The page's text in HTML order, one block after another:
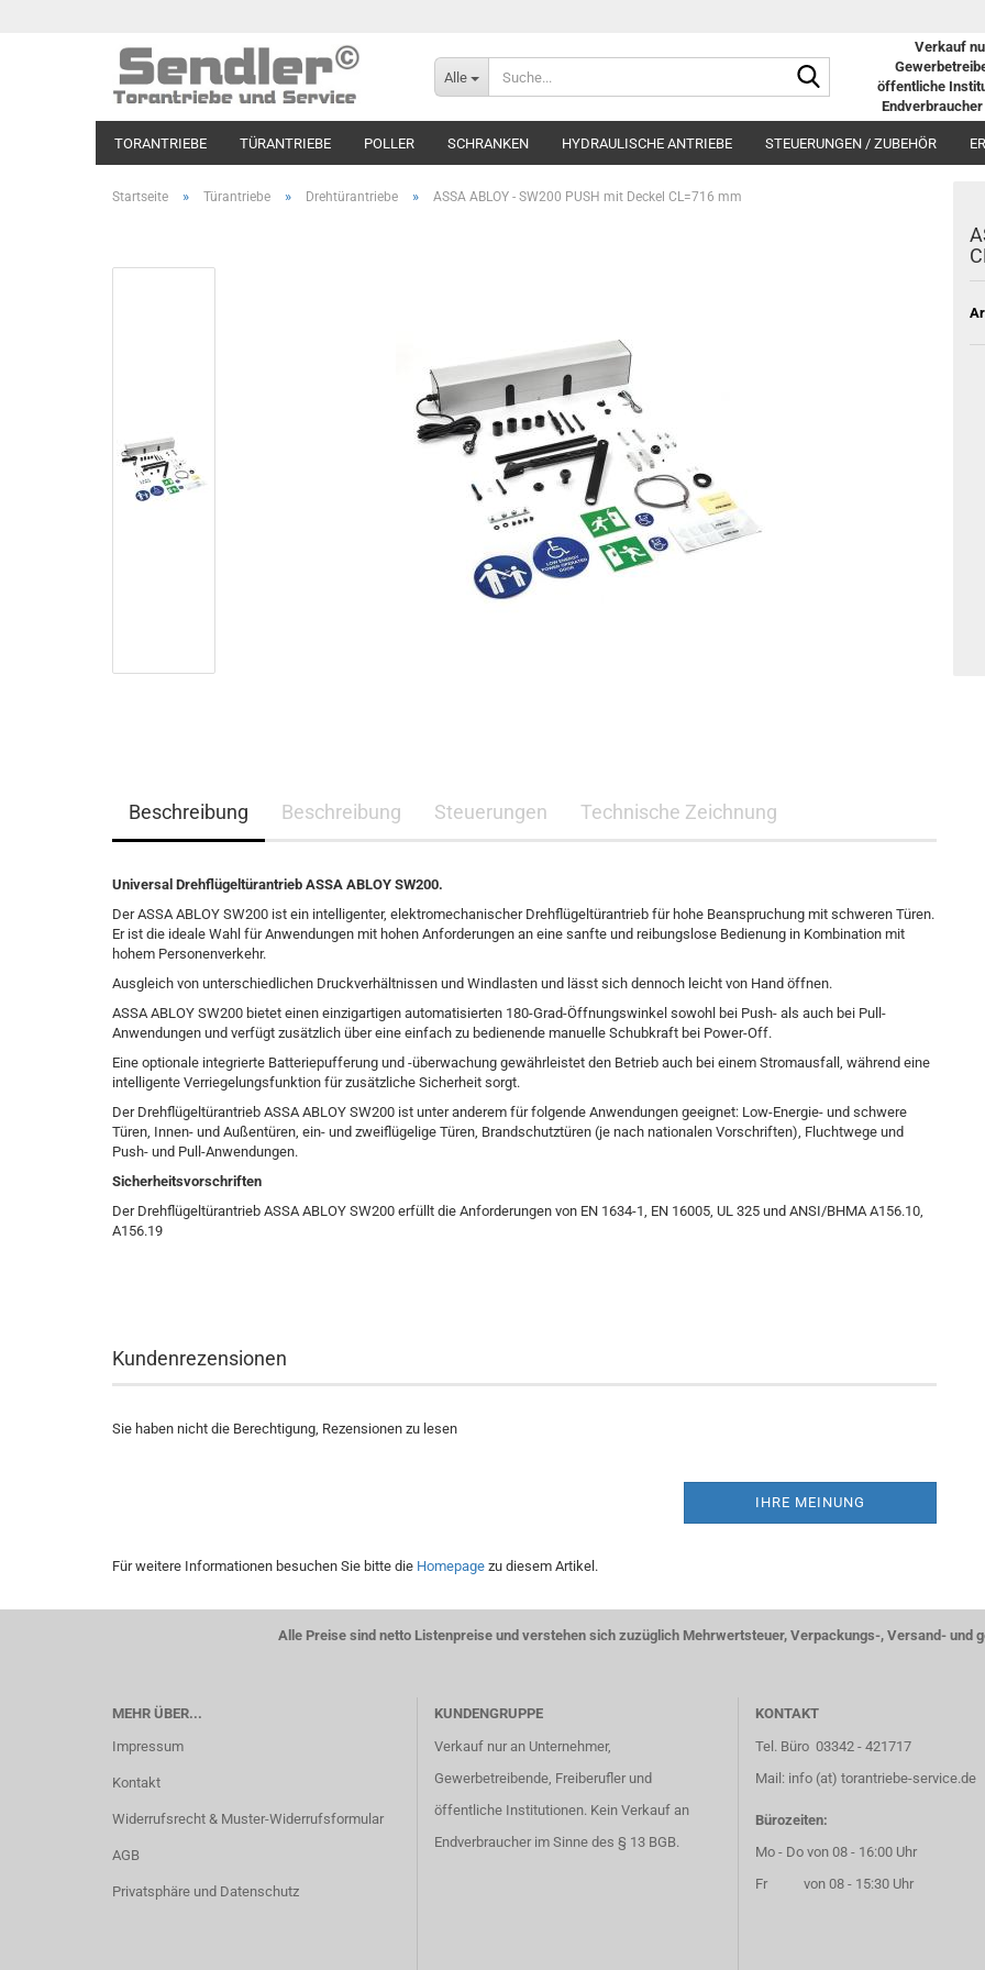
Alle
Verkauf
öffentliche
Endverbraucher
TORANTRIEBE TÜRANTRIEBE POLLER SCHRANKEN HYDRAULISCHE ANTRIEBE STEUERUNGEN / ZUBEHÖR
Startseite » Türantriebe » Drehtürantriebe » ASSA ABLOY - SW200 PUSH mit Deckel CL=716 mm
Beschreibung Beschreibung Steuerungen Technische Zeichnung
Universal Drehflügeltürantrieb ASSA ABLOY SW200.
Der ASSA ABLOY SW200 ist ein intelligenter, elektromechanischer Drehflügeltürantrieb für hohe Beanspruchung mit schweren Türen.
Er ist die ideale Wahl für Anwendungen mit hohen Anforderungen an eine sanfte und reibungslose Bedienung in Kombination mit
hohem Personenverkehr.
Ausgleich von unterschiedlichen Druckverhältnissen und Windlasten und lässt sich dennoch leicht von Hand öffnen.
ASSA ABLOY SW200 bietet einen einzigartigen automatisierten 180-Grad-Öffnungswinkel sowohl bei Push- als auch bei Pull-
Anwendungen und verfügt zusätzlich über eine einfach zu bedienende manuelle Schubkraft bei Power-Off.
Eine optionale integrierte Batteriepufferung und -überwachung gewährleistet den Betrieb auch bei einem Stromausfall, während eine
intelligente Verriegelungsfunktion für zusätzliche Sicherheit sorgt.
Der Drehflügeltürantrieb ASSA ABLOY SW200 ist unter anderem für folgende Anwendungen geeignet: Low-Energie- und schwere
Türen, Innen- und Außentüren, ein- und zweiflügelige Türen, Brandschutztüren (je nach nationalen Vorschriften), Fluchtwege und
Push- und Pull-Anwendungen.
Sicherheitsvorschriften
Der Drehflügeltürantrieb ASSA ABLOY SW200 erfüllt die Anforderungen von EN 1634-1, EN 16005, UL 325 und ANSI/BHMA A156.10,
A156.19
Kundenrezensionen
Sie haben nicht die Berechtigung, Rezensionen zu lesen
IHRE MEINUNG
Für weitere Informationen besuchen Sie bitte die Homepage zu diesem Artikel.
Alle Preise sind netto Listenpreise und verstehen sich zuzüglich Mehrwertsteuer, Verpackungs-, Versand- und
MEHR ÜBER...
Impressum
Kontakt
Widerrufsrecht & Muster-Widerrufsformular
AGB
Privatsphäre und Datenschutz
KUNDENGRUPPE
Verkauf nur an Unternehmer,
Gewerbetreibende, Freiberufler und
öffentliche Institutionen. Kein Verkauf an
Endverbraucher im Sinne des § 13 BGB.
KONTAKT
Tel. Büro 03342 - 421717
Mail: info (at) torantriebe-service.de
Bürozeiten:
Mo - Do von 08 - 16:00 Uhr
Fr von 08 - 15:30 Uhr